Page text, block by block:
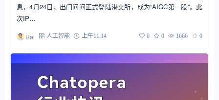
息，4月24日，出门问问正式登陆港交所，成为“AIGC第一股”。此
次IP…
Hai 人工智能 上午11:14 0 0 1666 0